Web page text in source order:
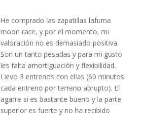
He comprado las zapatillas lafuma
moon race, y por el momento, mi
valoración no es demasiado positiva.
Son un tanto pesadas y para mi gusto
les falta amortiguación y flexibilidad.
Llevo 3 entrenos con ellas (60 minutos
cada entreno por terreno abrupto). El
agarre si es bastante bueno y la parte
superior es fuerte y no ha recibido